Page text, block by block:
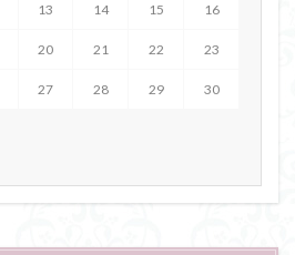
13 14 15 16
20 21 22 23
27 28 29 30